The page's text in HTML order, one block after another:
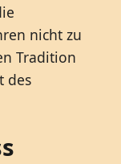
nicht zu
Tradition
des